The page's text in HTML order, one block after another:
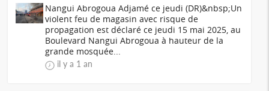
Nangui Abrogoua Adjamé ce jeudi (DR)&nbsp;Un
violent feu de magasin avec risque de
propagation est déclaré ce jeudi 15 mai 2025, au
Boulevard Nangui Abrogoua à hauteur de la
grande mosquée...
il y a 1 an